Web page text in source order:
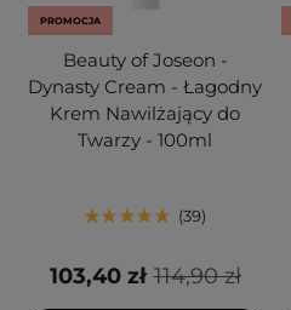
PROMOCJA
Beauty of Joseon -
Dynasty Cream - Łagodny
Krem Nawilżający do
Twarzy - 100ml
39
114,90 zł
103,40 zł